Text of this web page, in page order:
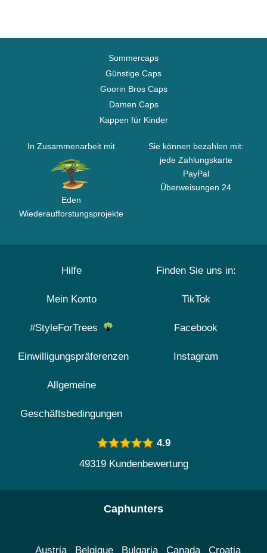
Sommercaps
Günstige Caps
Goorin Bros Caps
Damen Caps
Kappen für Kinder
In Zusammenarbeit mit
Eden
Wiederaufforstungsprojekte
Sie können bezahlen mit:
jede Zahlungskarte
PayPal
Überweisungen 24
Hilfe
Mein Konto
#StyleForTrees
Einwilligungspräferenzen
Allgemeine
Geschäftsbedingungen
Finden Sie uns in:
TikTok
Facebook
Instagram
4.9
49319 Kundenbewertung
Caphunters
Austria Belgique Bulgaria Canada Croatia